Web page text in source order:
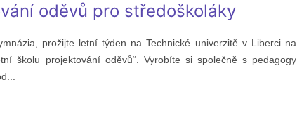
oděvů pro středoškoláky
prožijte letní týden na Technické univerzitě v Liberci na
školu projektování oděvů“. Vyrobíte si společně s pedagogy